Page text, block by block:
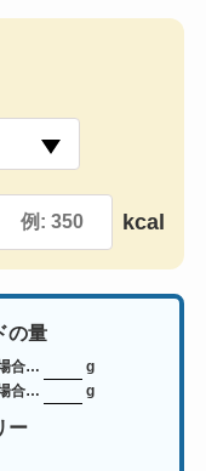
kcal
の量
合…
g
合…
g
ー